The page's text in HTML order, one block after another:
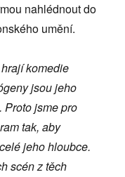
nahlédnout do
umění.
komedie
jsou jeho
Proto jsme pro
tak, aby
jeho hloubce.
scén z těch